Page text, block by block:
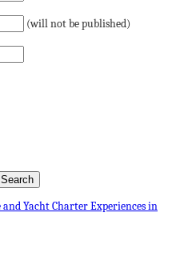
(will not be published)
Yacht Charter Experiences in